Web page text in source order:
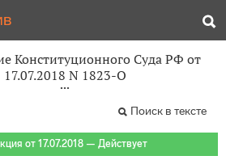
Конституционного Суда РФ от
17.07.2018 N 1823-О
Поиск в тексте
от 17.07.2018 — Действует